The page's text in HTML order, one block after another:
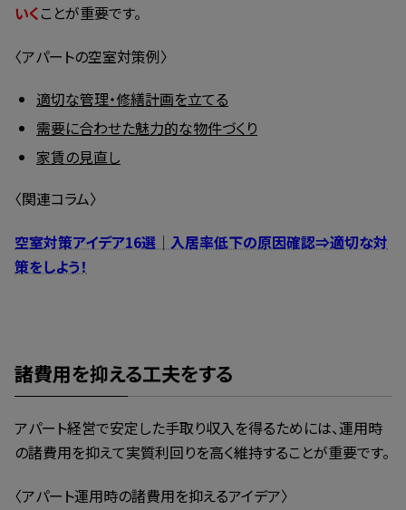
いくことが重要です。
〈アパートの空室対策例〉
適切な管理・修繕計画を立てる
需要に合わせた魅力的な物件づくり
家賃の見直し
〈関連コラム〉
空室対策アイデア16選｜入居率低下の原因確認⇒適切な対
策をしよう！
諸費用を抑える工夫をする
アパート経営で安定した手取り収入を得るためには、運用時
の諸費用を抑えて実質利回りを高く維持することが重要です。
〈アパート運用時の諸費用を抑えるアイデア〉